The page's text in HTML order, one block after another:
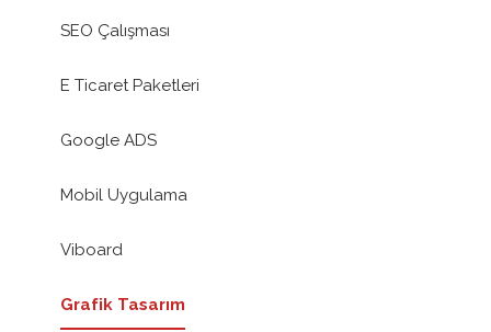
SEO Çalışması
E Ticaret Paketleri
Google ADS
Mobil Uygulama
Viboard
Grafik Tasarım